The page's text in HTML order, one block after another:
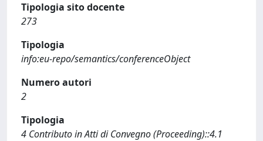
Tipologia sito docente
273
Tipologia
info:eu-repo/semantics/conferenceObject
Numero autori
2
Tipologia
4 Contributo in Atti di Convegno (Proceeding)::4.1